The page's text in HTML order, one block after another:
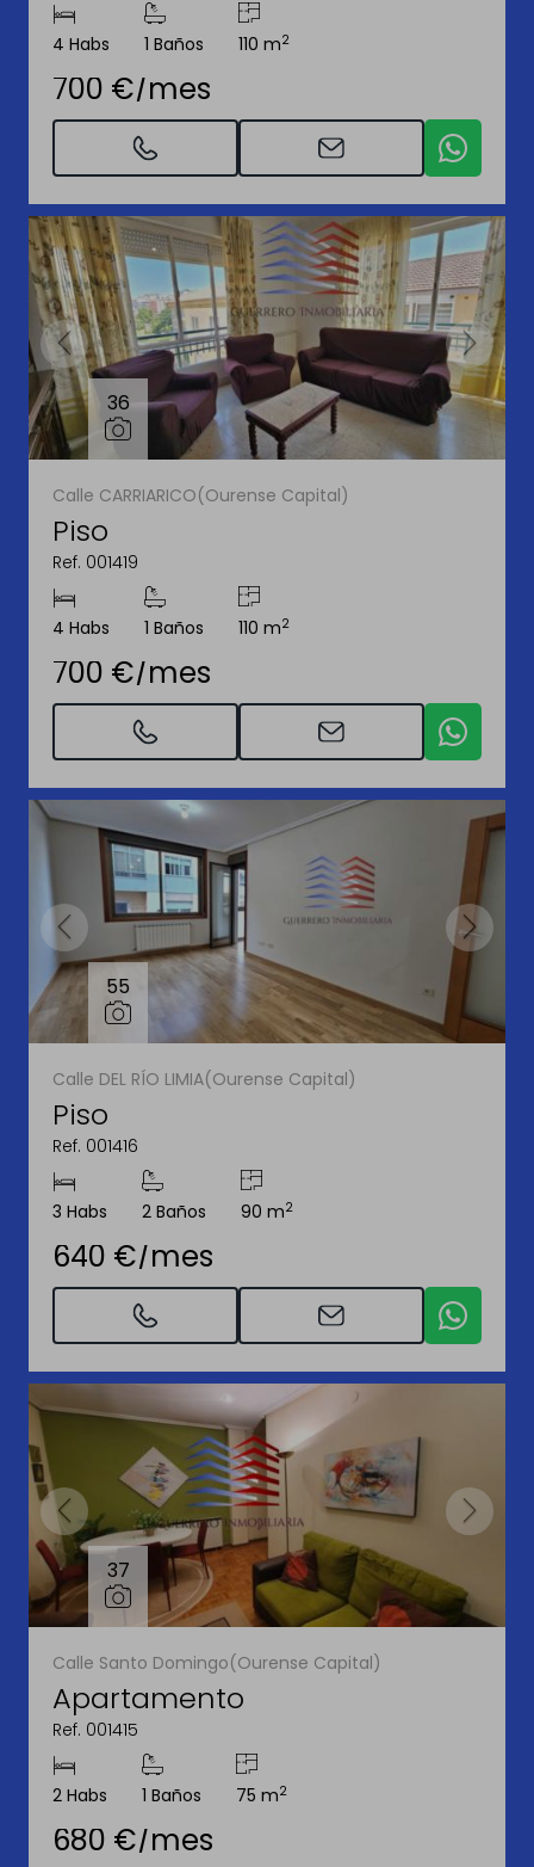
4 Habs 1 Baños 110 m2
700 €/mes
36
Calle CARRIARICO(Ourense Capital)
Piso
Ref. 001419
4 Habs 1 Baños 110 m2
700 €/mes
55
Calle DEL RÍO LIMIA(Ourense Capital)
Piso
Ref. 001416
3 Habs 2 Baños 90 m2
640 €/mes
37
Calle Santo Domingo(Ourense Capital)
Apartamento
Ref. 001415
2 Habs 1 Baños 75 m2
680 €/mes